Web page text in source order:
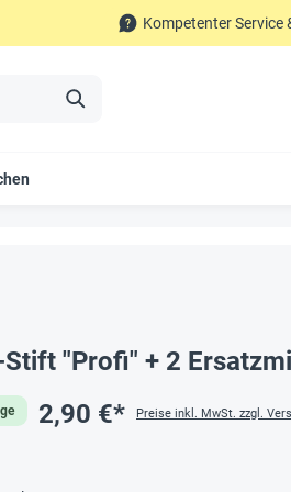
Kompetenter Service
"Profi" + 2
2,90 €* Preise inkl. MwSt. zzgl.